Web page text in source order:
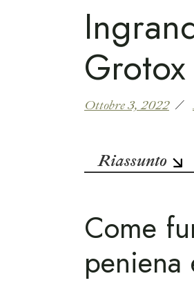
Ottobre 3, 2022
Riassunto
Come
peniena